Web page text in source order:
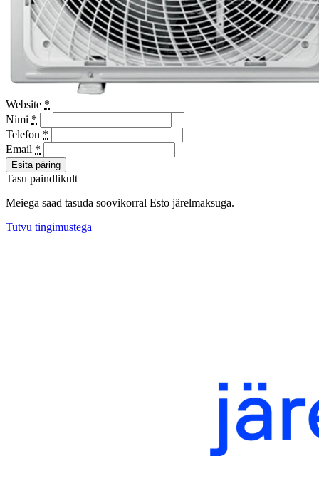
Website *
Nimi *
Telefon *
Email *
Esita päring
Tasu paindlikult
Meiega saad tasuda soovikorral Esto järelmaksuga.
Tutvu tingimustega